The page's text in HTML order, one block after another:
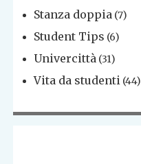
Stanza doppia (7)
Student Tips (6)
Univercittà (31)
Vita da studenti (44)